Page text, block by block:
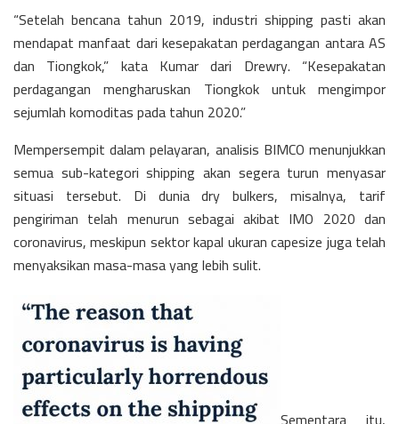
“Setelah bencana tahun 2019, industri shipping pasti akan
mendapat manfaat dari kesepakatan perdagangan antara AS
dan Tiongkok,” kata Kumar dari Drewry. “Kesepakatan
perdagangan mengharuskan Tiongkok untuk mengimpor
sejumlah komoditas pada tahun 2020.”
Mempersempit dalam pelayaran, analisis BIMCO menunjukkan
semua sub-kategori shipping akan segera turun menyasar
situasi tersebut. Di dunia dry bulkers, misalnya, tarif
pengiriman telah menurun sebagai akibat IMO 2020 dan
coronavirus, meskipun sektor kapal ukuran capesize juga telah
menyaksikan masa-masa yang lebih sulit.